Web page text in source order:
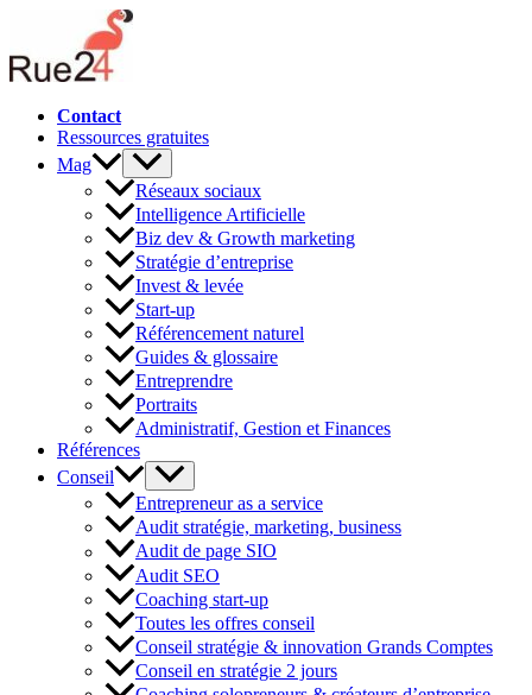
contenu
Contact
Ressources gratuites
Mag
Réseaux sociaux
Intelligence Artificielle
Biz dev & Growth marketing
Stratégie d’entreprise
Invest & levée
Start-up
Référencement naturel
Guides & glossaire
Entreprendre
Portraits
Administratif, Gestion et Finances
Références
Conseil
Entrepreneur as a service
Audit stratégie, marketing, business
Audit de page SIO
Audit SEO
Coaching start-up
Toutes les offres conseil
Conseil stratégie & innovation Grands Comptes
Conseil en stratégie 2 jours